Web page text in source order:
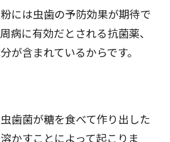
には虫歯の予防効果が期待で
病に有効だとされる抗菌薬、
が含まれているからです。
歯菌が糖を食べて作り出した
かすことによって起こりま